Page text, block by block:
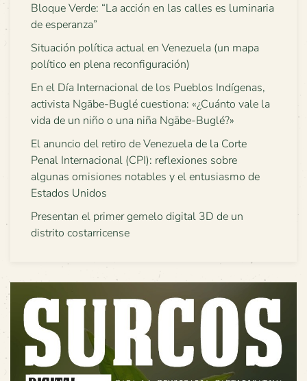
Bloque Verde: “La acción en las calles es luminaria
de esperanza”
Situación política actual en Venezuela (un mapa
político en plena reconfiguración)
En el Día Internacional de los Pueblos Indígenas,
activista Ngäbe-Buglé cuestiona: «¿Cuánto vale la
vida de un niño o una niña Ngäbe-Buglé?»
El anuncio del retiro de Venezuela de la Corte
Penal Internacional (CPI): reflexiones sobre
algunas omisiones notables y el entusiasmo de
Estados Unidos
Presentan el primer gemelo digital 3D de un
distrito costarricense